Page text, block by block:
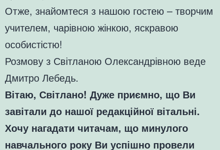
Отже, знайомтеся з нашою гостею – творчим
учителем, чарівною жінкою, яскравою
особистістю!
Розмову з Світланою Олександрівною веде
Дмитро Лебедь.
Вітаю, Світлано! Дуже приємно, що Ви
завітали до нашої редакційної вітальні.
Хочу нагадати читачам, що минулого
навчального року Ви успішно провели